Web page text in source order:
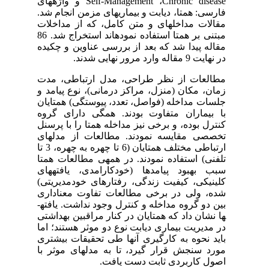
فارسی: همتا، دیابت و بیماری­های مزمن انجام شد.
مقالات مداخله­ای و متن کامل، که از مداخلات
مبتنی بر همتا استفاده نموده­اند استخراج شد. 86
مقاله پیدا شد که بعد از بررسی عناوین و چکیده
در نهایت 9 مقاله وارد مرور نهایی شدند.
مطالعات از نظر طراحی، مدل­ ارتباطی، مدت
زمان، مکان (منزل، مراکز درمانی)، نوع پیامد و
جلسات مداخله (فواصل، تعدد، پیوستگی) همتایان
با بیماران متفاوت بودند. همگی دارای گروه
کنترل بوده، و برخی نیز مداخله همتا را با پرسنل
تخصصی مقایسه نمودند. مطالعات از مدل­های
ارتباطی مختلف همتایان (6 تا چهره به چهره، 3 تا
تلفنی) استفاده نمودند. در همه­ی مطالعات همتا
سبب بهبود پیامدها (خودکارامدی، یافته­های
کلینیکی، کیفیت زندگی، رفتارهای خودمدیریتی)
شده، ولی در برخی مطالعات تفاوت معناداری
بین دو گروه مداخله و کنترل وجود نداشت. یافته­
ها نشان داد که همتایان در کنار مراقبین بهداشتی
در مدیریت بیماری دیابت نوع دو موثر هستند؛ اما
باید نحوه به کارگیری آن­ها طی تحقیقات بیشتری
مورد سنجش قرار گیرد، تا به مدل­های موثر با
اصول کاربردی ثابت دست یافت.